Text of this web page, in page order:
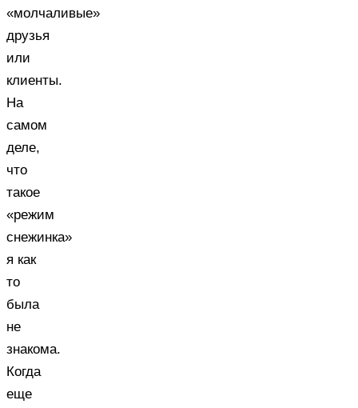
«молчаливые»
друзья
или
клиенты.
На
самом
деле,
что
такое
«режим
снежинка»
я как
то
была
не
знакома.
Когда
еще